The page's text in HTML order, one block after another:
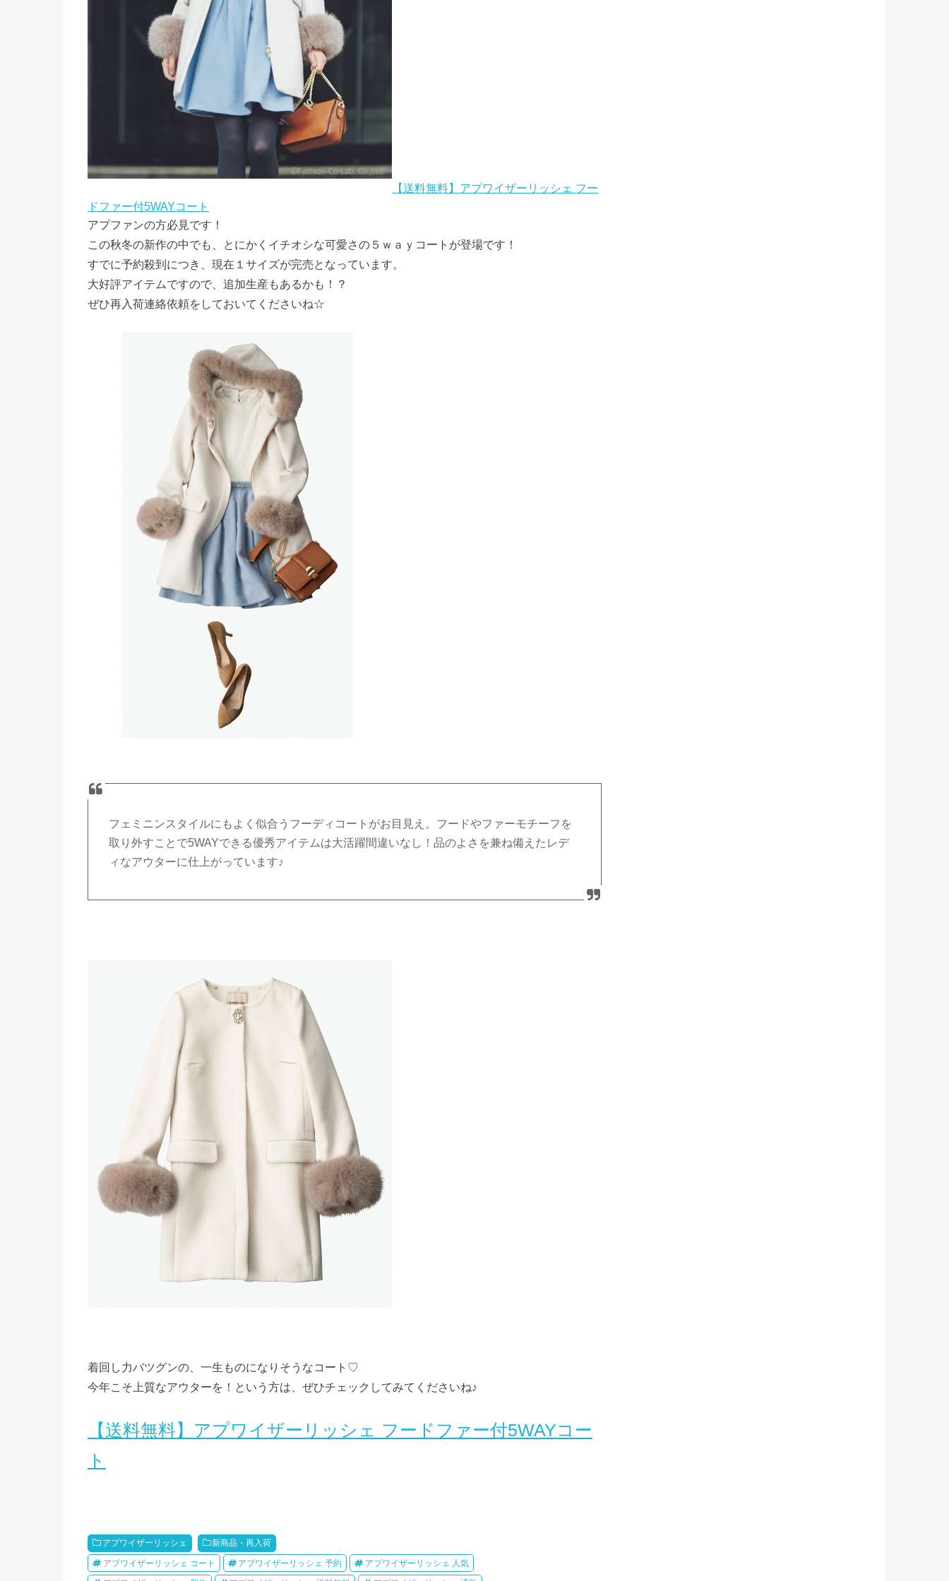
【送料無料】アプワイザーリッシェ フー
ドファー付5WAYコート
アプファンの方必見です！
この秋冬の新作の中でも、とにかくイチオシな可愛さの５ｗａｙコートが登場です！
すでに予約殺到につき、現在１サイズが完売となっています。
大好評アイテムですので、追加生産もあるかも！？
ぜひ再入荷連絡依頼をしておいてくださいね☆
フェミニンスタイルにもよく似合うフーディコートがお目見え。フードやファーモチーフを
取り外すことで5WAYできる優秀アイテムは大活躍間違いなし！品のよさを兼ね備えたレデ
ィなアウターに仕上がっています♪
着回し力バツグンの、一生ものになりそうなコート♡
今年こそ上質なアウターを！という方は、ぜひチェックしてみてくださいね♪
【送料無料】アプワイザーリッシェ フードファー付5WAYコー
ト
アプワイザーリッシェ 新商品・再入荷
アプワイザーリッシェ コート アプワイザーリッシェ 予約 アプワイザーリッシェ 人気